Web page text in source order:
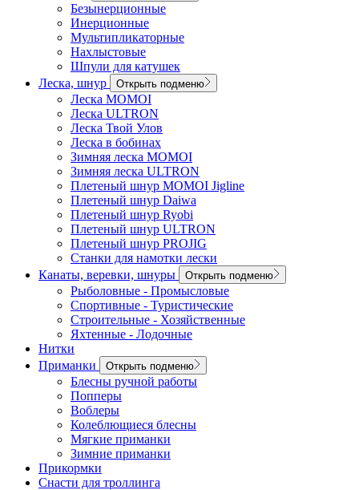
Безынерционные
Инерционные
Мультипликаторные
Нахлыстовые
Шпули для катушек
Леска, шнур
Открыть подменю
Леска MOMOI
Леска ULTRON
Леска Твой Улов
Леска в бобинах
Зимняя леска MOMOI
Зимняя леска ULTRON
Плетеный шнур MOMOI Jigline
Плетеный шнур Daiwa
Плетеный шнур Ryobi
Плетеный шнур ULTRON
Плетеный шнур PROJIG
Станки для намотки лески
Канаты, веревки, шнуры
Открыть подменю
Рыболовные - Промысловые
Спортивные - Туристические
Строительные - Хозяйственные
Яхтенные - Лодочные
Нитки
Приманки
Открыть подменю
Блесны ручной работы
Попперы
Воблеры
Колеблющиеся блесны
Мягкие приманки
Зимние приманки
Прикормки
Снасти для троллинга